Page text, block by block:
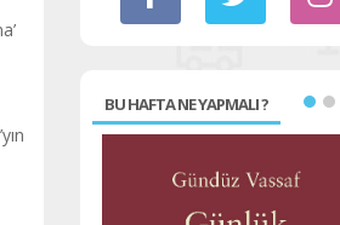
BU HAFTA NE YAPMALI ?